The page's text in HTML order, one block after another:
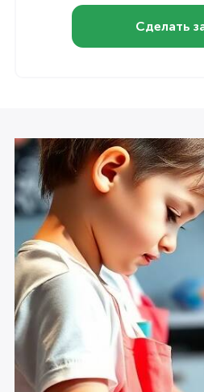
Сделать